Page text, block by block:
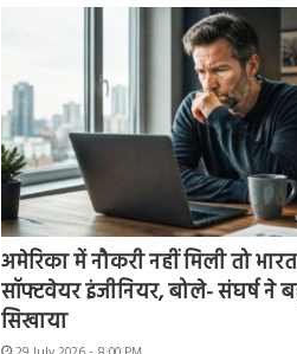
अमेरिका में नौकरी नहीं मिली तो
सॉफ्टवेयर इंजीनियर, बोले- संघर्ष ने
सिखाया